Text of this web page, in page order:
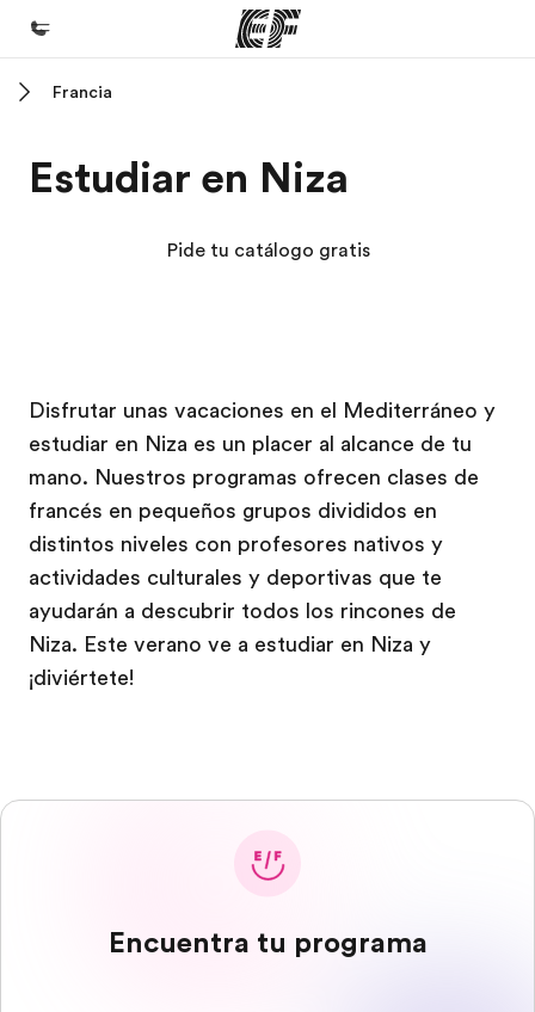
Programas
Quiénes somos
Trabajos
Únete al equipo
Francia
Estudiar en Niza
Pide tu catálogo gratis
Disfrutar unas vacaciones en el Mediterráneo y
estudiar en Niza es un placer al alcance de tu
mano. Nuestros programas ofrecen clases de
francés en pequeños grupos divididos en
distintos niveles con profesores nativos y
actividades culturales y deportivas que te
ayudarán a descubrir todos los rincones de
Niza. Este verano ve a estudiar en Niza y
¡diviértete!
Encuentra tu programa